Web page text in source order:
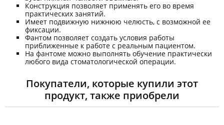
Конструкция позволяет применять его во время
практических занятий.
Имеет подвижную нижнюю челюсть, с возможной ее
фиксации.
Фантом позволяет создать условия работы
приближенные к работе с реальным пациентом.
На фантоме можно выполнять обучение практически
любого вида стоматологической операции.
Покупатели, которые купили этот
продукт, также приобрели